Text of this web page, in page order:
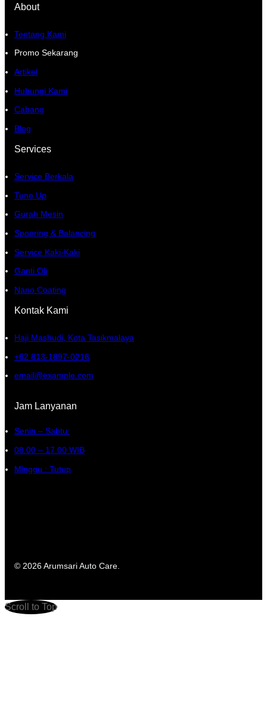
About
Tentang Kami
Promo Sekarang
Artikel
Hubungi Kami
Cabang
Blog
Services
Service Berkala
Tune Up
Gurah Mesin
Spooring & Balancing
Service Kaki-Kaki
Ganti Oli
Nano Coating
Kontak Kami
Haji Mashudi, Kota Tasikmalaya
+62 813-1897-0216
email@example.com
Jam Lanyanan
Senin – Sabtu:
08.00 – 17.00 WIB
Minggu : Tutup
© 2026 Arumsari Auto Care.
Scroll to Top